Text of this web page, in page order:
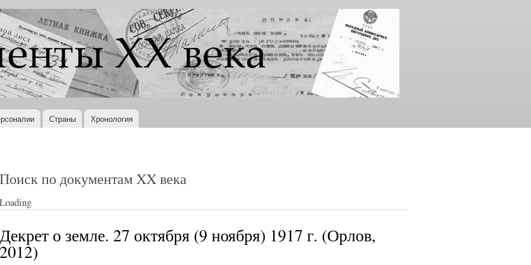
Перейти к
основному
содержанию
Страны Хронология
Поиск по документам XX века
Loading
Декрет о земле. 27 октября (9 ноября) 1917 г. (Орлов,
2012)